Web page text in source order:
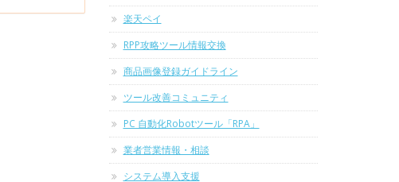
楽天ペイ
RPP攻略ツール情報交換
商品画像登録ガイドライン
ツール改善コミュニティ
PC 自動化Robotツール「RPA」
業者営業情報・相談
システム導入支援